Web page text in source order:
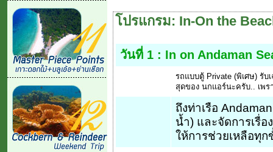
โปรแกรม: In-On the
วันที่ 1 : In on Andaman
รถแบบตู้ Private (พิเศษ) รั
สุดของ นกแอร์นะครับ.. เพ
ถึงท่าเรือ
น้ำ) และจัดการเรื่
ให้การช่วยเหลือทุ